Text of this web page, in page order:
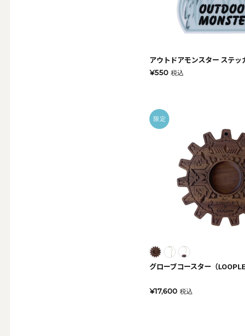
手作りキャンドル
ALL
ALL
（形から選ぶ）キャンドル
アウトドアモンスター ステッ
¥550 税込
限定
グローブコースター（
¥17,600 税込